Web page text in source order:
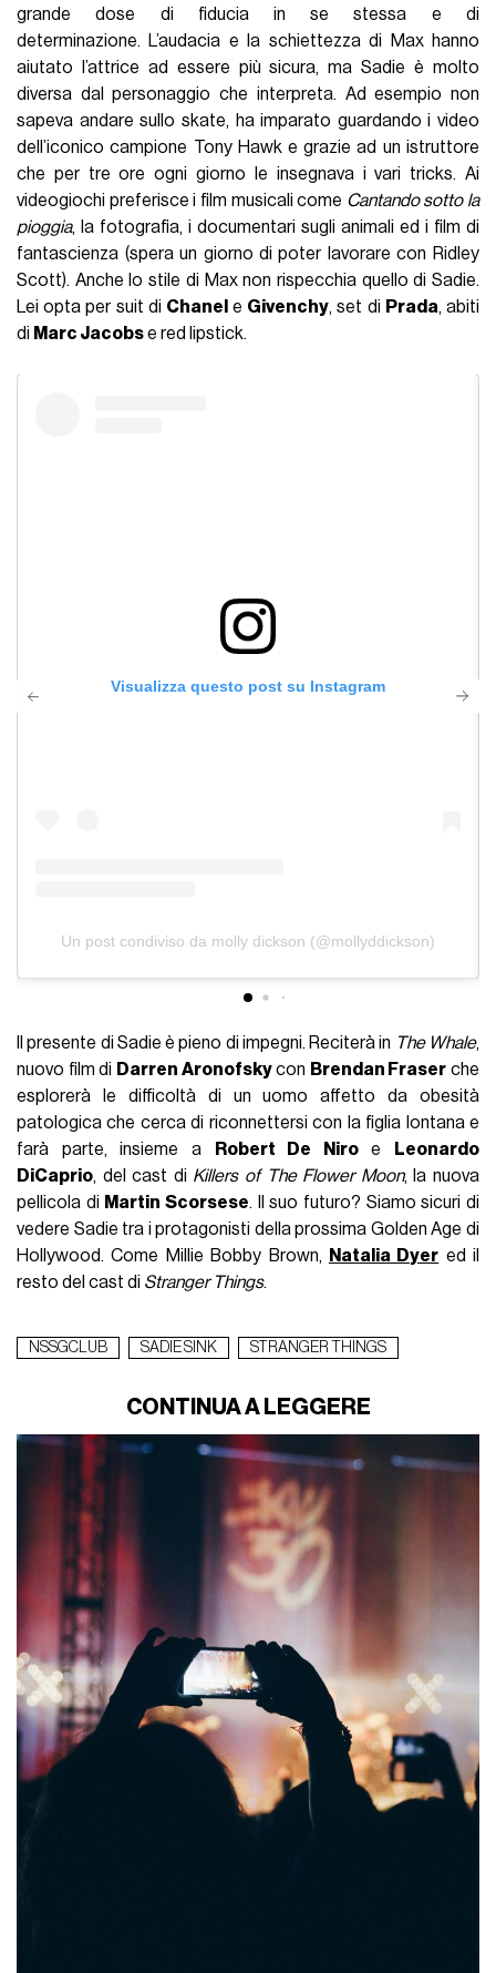
grande dose di fiducia in se stessa e di
determinazione. L’audacia e la schiettezza di Max hanno
aiutato l’attrice ad essere più sicura, ma Sadie è molto
diversa dal personaggio che interpreta. Ad esempio non
sapeva andare sullo skate, ha imparato guardando i video
dell’iconico campione Tony Hawk e grazie ad un istruttore
che per tre ore ogni giorno le insegnava i vari tricks. Ai
videogiochi preferisce i film musicali come Cantando sotto la
pioggia, la fotografia, i documentari sugli animali ed i film di
fantascienza (spera un giorno di poter lavorare con Ridley
Scott). Anche lo stile di Max non rispecchia quello di Sadie.
Lei opta per suit di Chanel e Givenchy, set di Prada, abiti
di Marc Jacobse red lipstick.
Visualizza questo post su Instagram
Un post condiviso da molly dickson (@mollyddickson)
Il presente di Sadie è pieno di impegni. Reciterà in The Whale,
nuovo film di Darren Aronofskycon Brendan Fraser che
esplorerà le difficoltà di un uomo affetto da obesità
patologica che cerca di riconnettersi con la figlia lontana e
farà parte, insieme a
Robert De Niroe
Leonardo
DiCaprio, del cast di Killers of The Flower Moon, la nuova
pellicola di Martin Scorsese. Il suo futuro? Siamo sicuri di
vedere Sadie tra i protagonisti della prossima Golden Age di
Hollywood. Come Millie Bobby Brown,
Natalia Dyer ed il
resto del cast di Stranger Things.
NSSGCLUB SADIE SINK STRANGER THINGS
CONTINUA A LEGGERE